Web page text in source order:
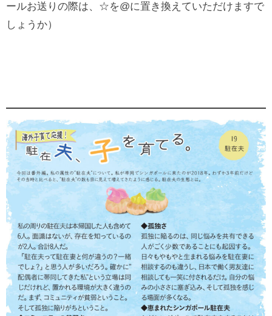
ールお送りの際は、☆を@に置き換えていただけますで
しょうか）